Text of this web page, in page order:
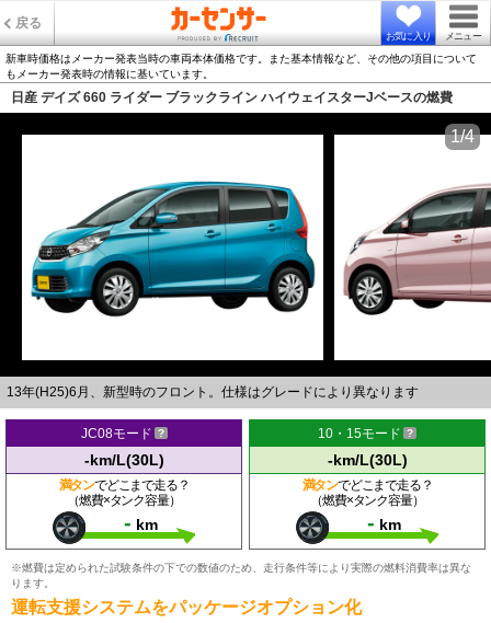
戻る
お気に入り メニュー
新車時価格はメーカー発表当時の車両本体価格です。また基本情報など、その他の項目について
もメーカー発表時の情報に基いています。
日産 デイズ 660 ライダー ブラックライン ハイウェイスターJベースの燃費
13年(H25)6月、新型時のフロント。仕様はグレードにより異なります
1/4
JC08モード
-km/L(30L)
満タンでどこまで走る？
（燃費×タンク容量）
- km
10・15モード
-km/L(30L)
満タンでどこまで走る？
（燃費×タンク容量）
- km
※燃費は定められた試験条件の下での数値のため、走行条件等により実際の燃料消費率は異な
ります。
運転支援システムをパッケージオプション化